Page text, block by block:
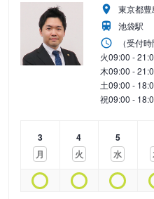
東京都
池袋駅
（受付時
火09:00 -
木09:00 -
土09:00 -
祝09:00 -
3
月
4
火
5
水